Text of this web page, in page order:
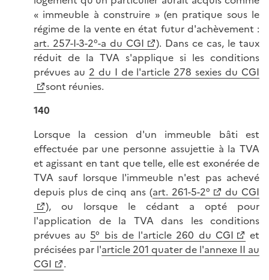
« immeuble à construire » (en pratique sous le
régime de la vente en état futur d'achèvement :
art. 257-I-3-2°-a du CGI
). Dans ce cas, le taux
réduit de la TVA s'applique si les conditions
prévues au 2 du I de l'article 278 sexies du CGI
sont réunies.
140
Lorsque la cession d'un immeuble bâti est
effectuée par une personne assujettie à la TVA
et agissant en tant que telle, elle est exonérée de
TVA sauf lorsque l'immeuble n'est pas achevé
depuis plus de cinq ans (art. 261-5-2°
du CGI
), ou lorsque le cédant a opté pour
l'application de la TVA dans les conditions
prévues au 5° bis de l'article 260 du CGI
et
précisées par l'article 201 quater de l'annexe II au
CGI
.